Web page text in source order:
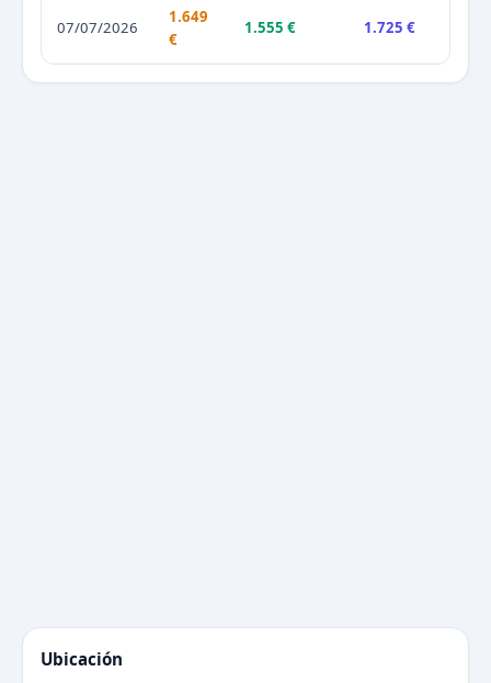
07/07/2026
1.649
€
1.555 € 1.725 €
Ubicación